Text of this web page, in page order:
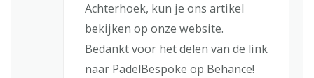
Achterhoek, kun je ons artikel
bekijken op onze website.
Bedankt voor het delen van de link
naar PadelBespoke op Behance!